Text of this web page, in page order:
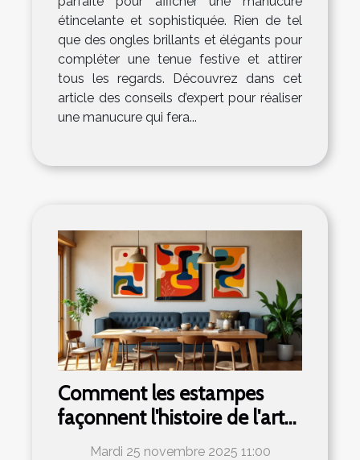
étincelante et sophistiquée. Rien de tel
que des ongles brillants et élégants pour
compléter une tenue festive et attirer
tous les regards. Découvrez dans cet
article des conseils d’expert pour réaliser
une manucure qui fera...
Comment les estampes
façonnent l'histoire de l'art
moderne ?
Mardi 25 novembre 2025 11:00